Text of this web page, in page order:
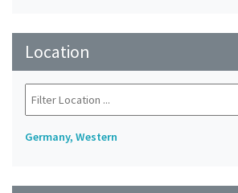
Location
Germany, Western